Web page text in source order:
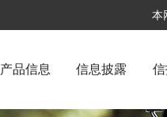
本
产品信息 信息披露